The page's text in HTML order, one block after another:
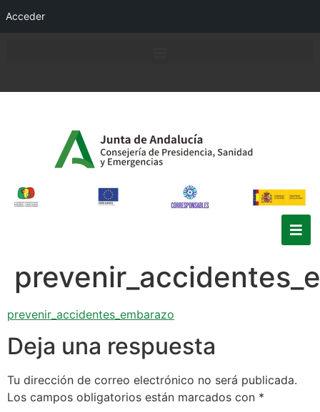
Acceder
prevenir_accidentes_embarazo
Deja una respuesta
Tu dirección de correo electrónico no será publicada.
Los campos obligatorios están marcados con *